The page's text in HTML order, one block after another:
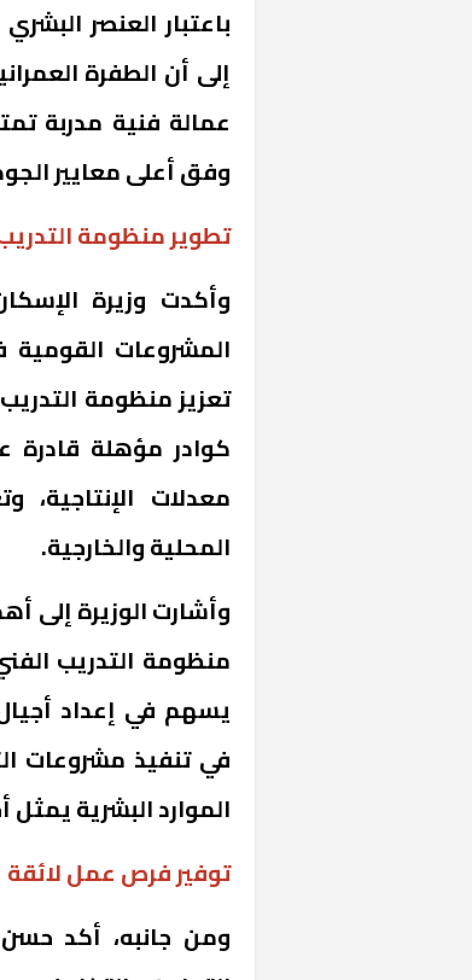
باعتبار العنصر
إلى أن الطفرة
عمالة فنية مدربة
وفق أعلى معايير
تطوير منظومة
وأكدت وزيرة
المشروعات
تعزيز منظومة
كوادر مؤهلة قادرة
معدلات
المحلية والخارجية.
وأشارت الوزيرة إلى
منظومة التدريب
يسهم في إعداد
في تنفيذ مشروعات
الموارد البشرية
توفير فرص عمل لائقة
ومن جانبه، أكد حسن